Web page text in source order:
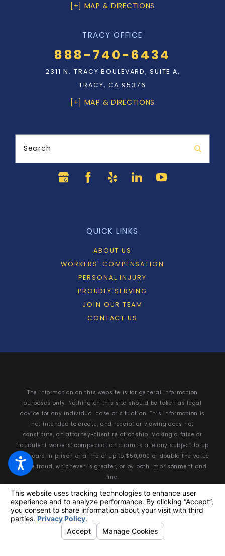
[+] MAP & DIRECTIONS
TRACY OFFICE
888-740-6434
2311 N. TRACY BOULEVARD, SUITE A,
TRACY, CA 95376
[+] MAP & DIRECTIONS
Search
QUICK LINKS
ABOUT US
WORKERS' COMPENSATION
PERSONAL INJURY
PROUDLY SERVING
JOIN OUR TEAM
CONTACT US
The information on this website is for general information
purposes only. Nothing on this site should be taken as legal
advice for any individual case or situation. This information is
not intended to create, and receipt or viewing does not
constitute, an attorney-client relationship. Making a false or
fraudulent workers’ compensation claim is a felony subject to up
to 5 years in prison or a fine of up to $50,000 or double the value
of the fraud, whichever is greater, or by both imprisonment and
fine.
© 2026 All Rights Reserved.Your Privacy Choices
Site Map
Privacy Policy